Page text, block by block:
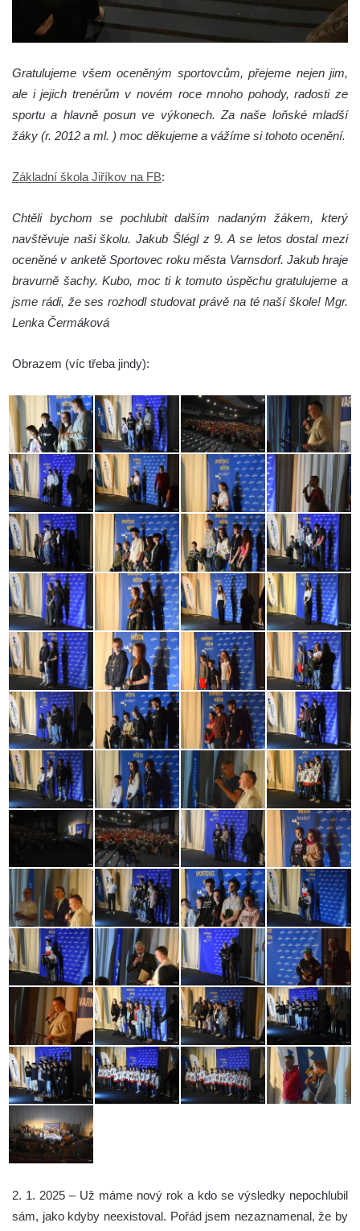
Gratulujeme všem oceněným sportovcům, přejeme nejen jim,
ale i jejich trenérům v novém roce mnoho pohody, radosti ze
sportu a hlavně posun ve výkonech. Za naše loňské mladší
žáky (r. 2012 a ml. ) moc děkujeme a vážíme si tohoto ocenění.
Základní škola Jiříkov na FB:
Chtěli bychom se pochlubit dalším nadaným žákem, který
navštěvuje naši školu. Jakub Šlégl z 9. A se letos dostal mezi
oceněné v anketě Sportovec roku města Varnsdorf. Jakub hraje
bravurně šachy. Kubo, moc ti k tomuto úspěchu gratulujeme a
jsme rádi, že ses rozhodl studovat právě na té naší škole! Mgr.
Lenka Čermáková
Obrazem (víc třeba jindy):
2. 1. 2025 – Už máme nový rok a kdo se výsledky nepochlubil
sám, jako kdyby neexistoval. Pořád jsem nezaznamenal, že by